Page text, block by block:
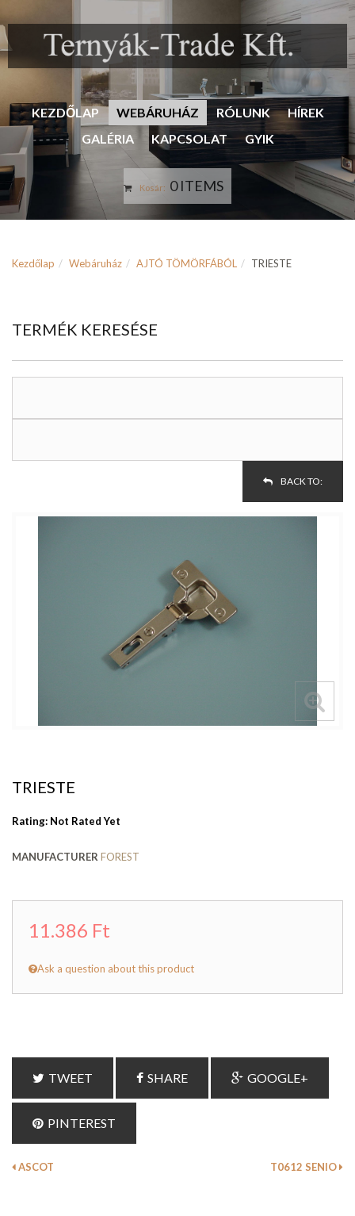
KEZDŐLAP WEBÁRUHÁZ RÓLUNK
HÍREK
GALÉRIA
KAPCSOLAT GYIK
Kosár: 0 ITEMS
Kezdőlap Webáruház AJTÓ TÖMÖRFÁBÓL TRIESTE
TERMÉK KERESÉSE
BACK TO:
TRIESTE
Rating: Not Rated Yet
MANUFACTURERFOREST
11.386 Ft
Ask a question about this product
TWEET SHARE GOOGLE+
PINTEREST
ASCOT T0612 SENIO